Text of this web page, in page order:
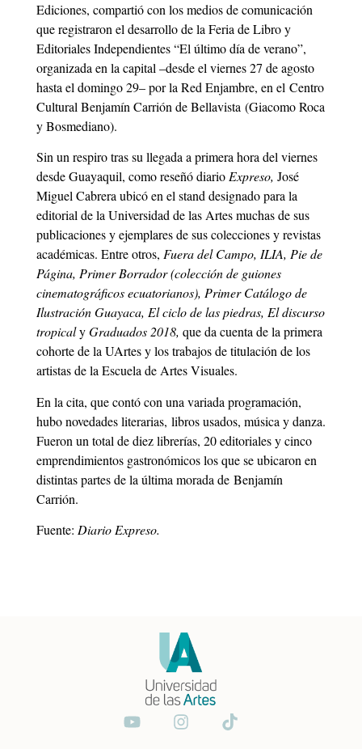
Ediciones, compartió con los medios de comunicación
que registraron el desarrollo de la Feria de Libro y
Editoriales Independientes “El último día de verano”,
organizada en la capital –desde el viernes 27 de agosto
hasta el domingo 29– por la Red Enjambre, en el Centro
Cultural Benjamín Carrión de Bellavista (Giacomo Roca
y Bosmediano).
Sin un respiro tras su llegada a primera hora del viernes
desde Guayaquil, como reseñó diarioExpreso, José
Miguel Cabrera ubicó en el stand designado para la
editorial de la Universidad de las Artes muchas de sus
publicaciones y ejemplares de sus colecciones y revistas
académicas. Entre otros, Fuera del Campo, ILIA, Pie de
Página, Primer Borrador (colección de guiones
cinematográficos ecuatorianos), Primer Catálogo de
Ilustración Guayaca, El ciclo de las piedras, El discurso
tropicalyGraduados 2018, que da cuenta de la primera
cohorte de la UArtes y los trabajos de titulación de los
artistas de la Escuela de Artes Visuales.
En la cita, que contó con una variada programación,
hubo novedades literarias, libros usados, música y danza.
Fueron un total de diez librerías, 20 editoriales y cinco
emprendimientos gastronómicos los que se ubicaron en
distintas partes de la última morada de Benjamín
Carrión.
Fuente: Diario Expreso.